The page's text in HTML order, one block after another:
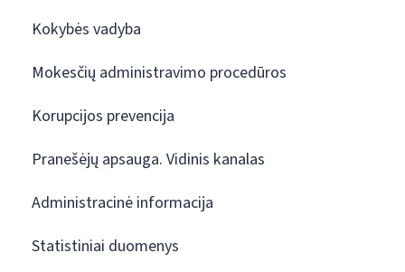
Kokybės vadyba
Mokesčių administravimo procedūros
Korupcijos prevencija
Pranešėjų apsauga. Vidinis kanalas
Administracinė informacija
Statistiniai duomenys